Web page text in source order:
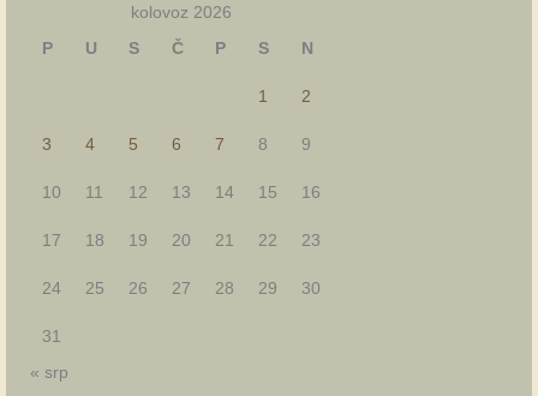
kolovoz 2026
P
U S Č P S N
1 2
3 4 5 6 7 8 9
10 11 12 13 14 15 16
17 18 19 20 21 22 23
24 25 26 27 28 29 30
31
« srp